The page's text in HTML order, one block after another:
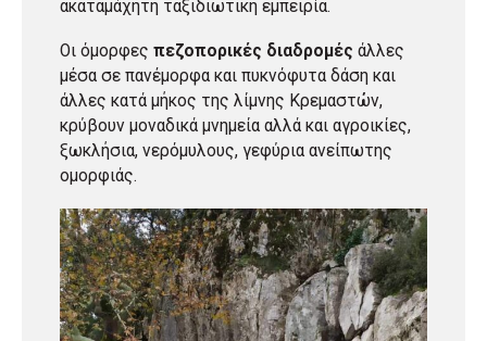
ακαταμάχητη ταξιδιωτική εμπειρία.
Οι όμορφες πεζοπορικές διαδρομές άλλες
μέσα σε πανέμορφα και πυκνόφυτα δάση και
άλλες κατά μήκος της λίμνης Κρεμαστών,
κρύβουν μοναδικά μνημεία αλλά και αγροικίες,
ξωκλήσια, νερόμυλους, γεφύρια ανείπωτης
ομορφιάς.